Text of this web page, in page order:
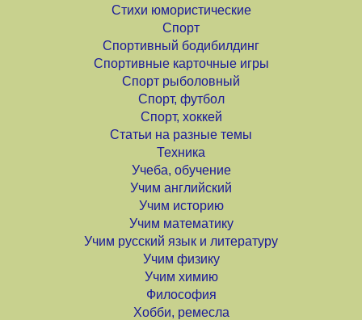
Стихи юмористические
Спорт
Спортивный бодибилдинг
Спортивные карточные игры
Спорт рыболовный
Спорт, футбол
Спорт, хоккей
Статьи на разные темы
Техника
Учеба, обучение
Учим английский
Учим историю
Учим математику
Учим русский язык и литературу
Учим физику
Учим химию
Философия
Хобби, ремесла